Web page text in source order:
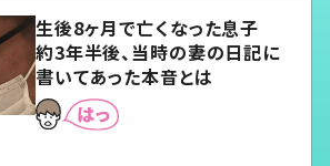
生後8ヶ月で亡くなった息子
約3年半後、当時の妻の日記に
書いてあった本音とは